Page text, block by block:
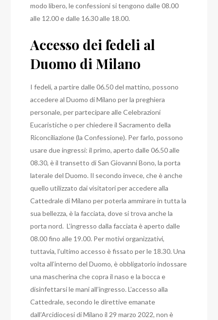
modo libero, le confessioni si tengono dalle 08.00
alle 12.00 e dalle 16.30 alle 18.00.
Accesso dei fedeli al
Duomo di Milano
I fedeli, a partire dalle 06.50 del mattino, possono
accedere al Duomo di Milano per la preghiera
personale, per partecipare alle Celebrazioni
Eucaristiche o per chiedere il Sacramento della
Riconciliazione (la Confessione). Per farlo, possono
usare due ingressi: il primo, aperto dalle 06.50 alle
08.30, è il transetto di San Giovanni Bono, la porta
laterale del Duomo. Il secondo invece, che è anche
quello utilizzato dai visitatori per accedere alla
Cattedrale di Milano per poterla ammirare in tutta la
sua bellezza, è la facciata, dove si trova anche la
porta nord.L’ingresso dalla facciata è aperto dalle
08.00 fino alle 19.00. Per motivi organizzativi,
tuttavia, l’ultimo accesso è fissato per le 18.30.Una
volta all’interno del Duomo, è obbligatorio indossare
una mascherina che copra il naso e la bocca e
disinfettarsi le mani all’ingresso.L’accesso alla
Cattedrale, secondo le direttive emanate
dall’Arcidiocesi di Milano il 29 marzo 2022, non è